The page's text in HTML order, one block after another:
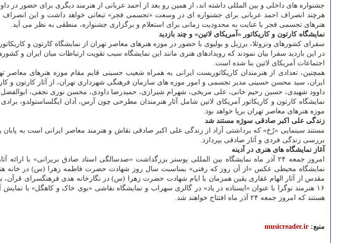
جشنواره های داخلی و بین المللی داشته اند، از همین رو بعد از احمد عربانی از هنرمند دیگری برای حضور در
هرچند انصراف احمد عربانی برای جشنواره ای در وسعت «تجسمی فجر» تبعاتی خواهد داشت و این انصراف
هنرهای تجسمی فجر با عنایت به محدودیت زمانی برای استعلام و برگزاری جشنواره، منطقی به نظر می آید.
نمایشگاه کارتون و کاریکاتور «آمریکای لاتین» و چند بازدید
سفرای کشورهای ونزوئلا، برزیل و بولیوی با حضور در موزه هنرهای معاصر تهران از نمایشگاه کارتون و کاریکاتور
در این بازدید سفرا بیان نمودند که رویدادهای هنری مانند این نمایشگاه سبب تقویت ارتباطات میان ایران و
اجتماعات آمریکای لاتین بنا شده است.
همچنین، تعدادی از هنرمندان کاریکاتوریست ایرانی به همراه شعیب حسینی قایم مقام موزه هنرهای
ایران، سید محسن حسینی مدیر تجسمی و امور موزه های سازمان فرهنگی شهرداری تهران، از آثار کارتون و
داوود شهیدی، حسین رحیم خانی، علی مریخی، شهرام شیرازی، حمیدرضا داودی، محسن نوری نجفی، ابوالفضل
نمایشگاه کارتون و کاریکاتور آمریکای لاتین شامل آثار هنرمندان مطرحی چون آرس، آدان ایگلساستولدو،
موزه هنرهای معاصر تهران برپا خواهد بود.
زندگی علی اکبر صادقی سوژه مستند شد
مستند سینمایی «رُخ» که برداشتی آزاد از زندگی علی اکبر صادقی نقاش و هنرمند معاصر ایرانی است به پایان
بررسی زندگی فردی و آثار صادقی بپردازد.
آغاز نمایشگاه های هنری در آدینه
امروز جمعه ۲۴ آذر ماه نمایشگاه بین المللی پوستر بزرگداشت «صدسالگی استاد صادق بریرانی»
مقدس از آثار الهام غفاری یقین همزمان با ایام شهادت حضرت زهرا (س) در نگارخانه هدی فرهنگسرای قرآن،
۱۶ هنرمند نوگرا با عنوان «ایستاده در یاد» در گالری سهراب و نمایشگاه نقاشی «بوی خاک و کاهگل» با
هستند که امروز جمعه ۲۴ آذر ماه افتتاح خواهند شد.
منبع: musicreader.ir